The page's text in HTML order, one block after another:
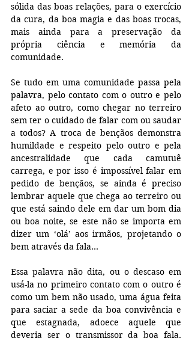
sólida das boas relações, para o exercício
da cura, da boa magia e das boas trocas,
mais ainda para a preservação da
própria ciência e memória da
comunidade.
Se tudo em uma comunidade passa pela
palavra, pelo contato com o outro e pelo
afeto ao outro, como chegar no terreiro
sem ter o cuidado de falar com ou saudar
a todos? A troca de bençãos demonstra
humildade e respeito pelo outro e pela
ancestralidade que cada camutuê
carrega, e por isso é impossível falar em
pedido de bençãos, se ainda é preciso
lembrar aquele que chega ao terreiro ou
que está saindo dele em dar um bom dia
ou boa noite, se este não se importa em
dizer um ‘olá’ aos irmãos, projetando o
bem através da fala…
Essa palavra não dita, ou o descaso em
usá-la no primeiro contato com o outro é
como um bem não usado, uma água feita
para saciar a sede da boa convivência e
que estagnada, adoece aquele que
deveria ser o transmissor da boa fala.